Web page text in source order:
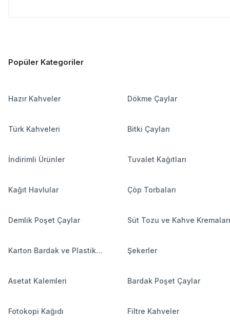
Popüler Kategoriler
Hazır Kahveler Dökme Çaylar
Türk Kahveleri Bitki Çayları
İndirimli Ürünler Tuvalet Kağıtları
Kağıt Havlular Çöp Torbaları
Demlik Poşet Çaylar Süt Tozu ve Kahve Kremaları
Karton Bardak ve Plastik
Şekerler
Asetat Kalemleri Bardak Poşet Çaylar
Fotokopi Kağıdı Filtre Kahveler